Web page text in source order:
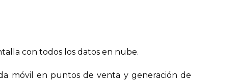
con todos los datos en nube.
móvil en puntos de venta y generación de